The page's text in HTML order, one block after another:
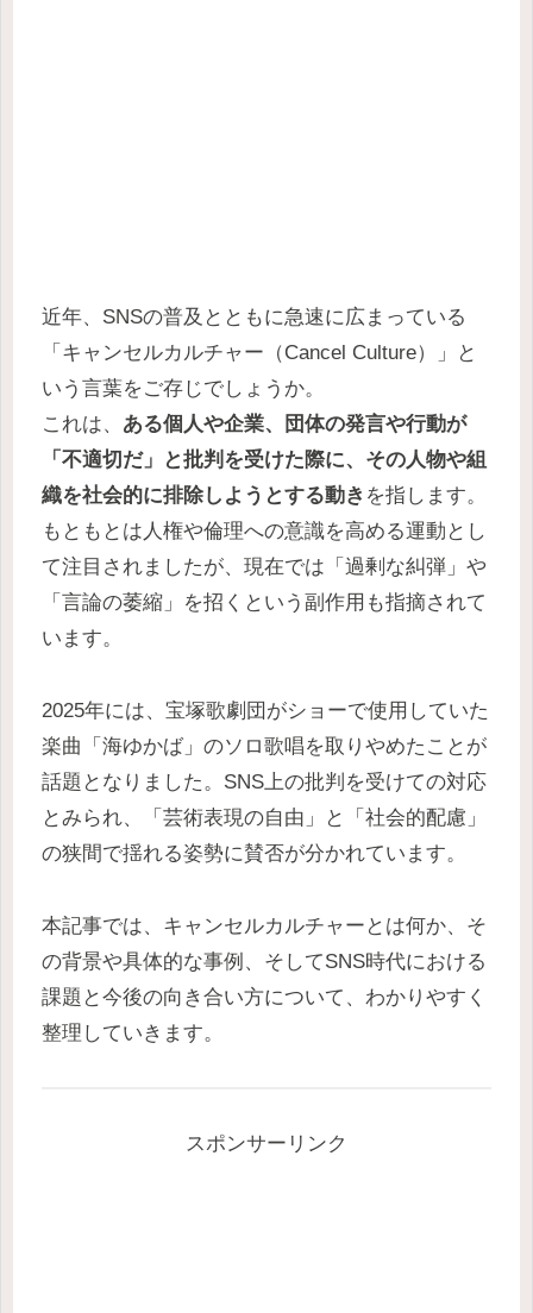
近年、SNSの普及とともに急速に広まっている
「キャンセルカルチャー（Cancel Culture）」と
いう言葉をご存じでしょうか。
これは、 ある個人や企業、団体の発言や行動が
「不適切だ」と批判を受けた際に、その人物や組
織を社会的に排除しようとする動き を指します。
もともとは人権や倫理への意識を高める運動とし
て注目されましたが、現在では「過剰な糾弾」や
「言論の萎縮」を招くという副作用も指摘されて
います。
2025年には、宝塚歌劇団がショーで使用していた
楽曲「海ゆかば」のソロ歌唱を取りやめたことが
話題となりました。SNS上の批判を受けての対応
とみられ、「芸術表現の自由」と「社会的配慮」
の狭間で揺れる姿勢に賛否が分かれています。
本記事では、キャンセルカルチャーとは何か、そ
の背景や具体的な事例、そしてSNS時代における
課題と今後の向き合い方について、わかりやすく
整理していきます。
スポンサーリンク